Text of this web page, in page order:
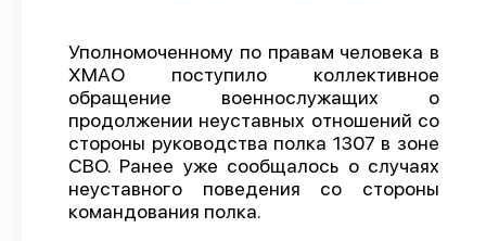
Трудовые конфликты
Отчеты
Предложить публикацию
Справочник
API
Уполномоченному по правам человека в
ХМАО поступило коллективное
обращение военнослужащих о
продолжении неуставных отношений со
стороны руководства полка 1307 в зоне
СВО. Ранее уже сообщалось о случаях
неуставного поведения со стороны
командования полка.